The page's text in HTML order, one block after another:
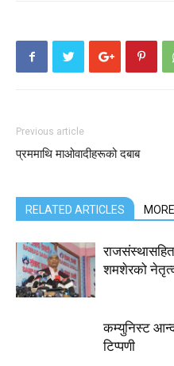
Previous article
प्रममाथि माओवादीहरूको दबाब
RELATED ARTICLES
शमशेरको
कम्युनिस्ट
टिप्पणी